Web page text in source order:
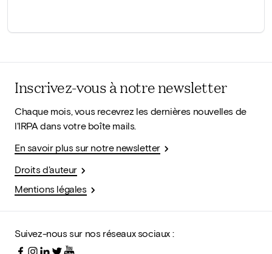
Inscrivez-vous à notre newsletter
Chaque mois, vous recevrez les dernières nouvelles de
l'IRPA dans votre boîte mails.
En savoir plus sur notre newsletter
Droits d'auteur
Mentions légales
Suivez-nous sur nos réseaux sociaux :